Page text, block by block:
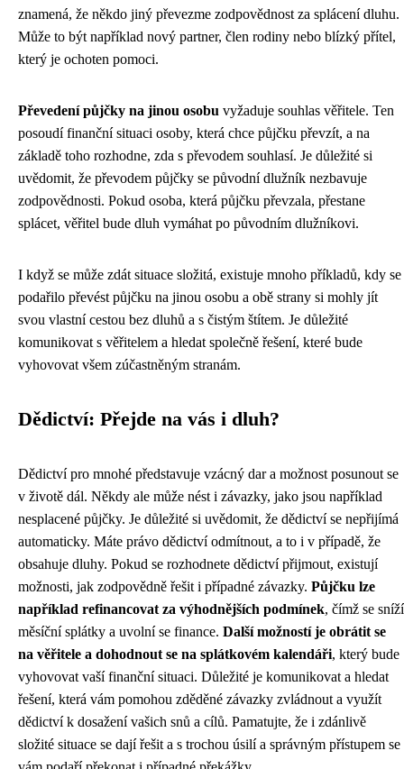
znamená, že někdo jiný převezme zodpovědnost za splácení dluhu.
Může to být například nový partner, člen rodiny nebo blízký přítel,
který je ochoten pomoci.
Převedení půjčky na jinou osobu vyžaduje souhlas věřitele. Ten
posoudí finanční situaci osoby, která chce půjčku převzít, a na
základě toho rozhodne, zda s převodem souhlasí. Je důležité si
uvědomit, že převodem půjčky se původní dlužník nezbavuje
zodpovědnosti. Pokud osoba, která půjčku převzala, přestane
splácet, věřitel bude dluh vymáhat po původním dlužníkovi.
I když se může zdát situace složitá, existuje mnoho příkladů, kdy se
podařilo převést půjčku na jinou osobu a obě strany si mohly jít
svou vlastní cestou bez dluhů a s čistým štítem. Je důležité
komunikovat s věřitelem a hledat společně řešení, které bude
vyhovovat všem zúčastněným stranám.
Dědictví: Přejde na vás i dluh?
Dědictví pro mnohé představuje vzácný dar a možnost posunout se
v životě dál. Někdy ale může nést i závazky, jako jsou například
nesplacené půjčky. Je důležité si uvědomit, že dědictví se nepřijímá
automaticky. Máte právo dědictví odmítnout, a to i v případě, že
obsahuje dluhy. Pokud se rozhodnete dědictví přijmout, existují
možnosti, jak zodpovědně řešit i případné závazky. Půjčku lze
například refinancovat za výhodnějších podmínek, čímž se sníží
měsíční splátky a uvolní se finance. Další možností je obrátit se
na věřitele a dohodnout se na splátkovém kalendáři, který bude
vyhovovat vaší finanční situaci. Důležité je komunikovat a hledat
řešení, která vám pomohou zděděné závazky zvládnout a využít
dědictví k dosažení vašich snů a cílů. Pamatujte, že i zdánlivě
složité situace se dají řešit a s trochou úsilí a správným přístupem se